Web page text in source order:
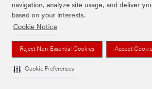
navigation, analyze site usage, and deliver
based on your interests.
Cookie Notice
Reject Non-Essential Cookies Accept
Cookie Preferences